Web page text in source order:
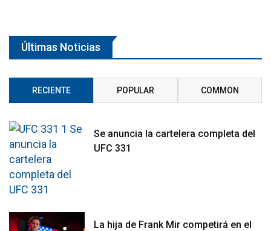
Últimas Noticias
RECIENTE POPULAR COMMON
Se anuncia la cartelera completa del
UFC 331
La hija de Frank Mir competirá en el